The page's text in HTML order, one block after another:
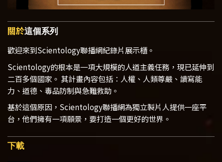
關於這個系列
歡迎來到Scientology聯播網紀錄片展示櫃。
Scientology的根本是一項大規模的人道主義任務，現已延伸到
二百多個國家。 其計畫內容包括：人權、人類尊嚴、讀寫能
力、道德、毒品防制與急難救助。
基於這個原因，Scientology聯播網為獨立製片人提供一座平
台，他們擁有一項願景，要打造一個更好的世界。
下載